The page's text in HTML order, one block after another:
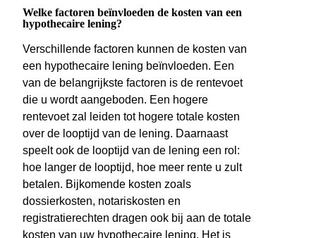
Welke factoren beïnvloeden de kosten van een
hypothecaire lening?
Verschillende factoren kunnen de kosten van
een hypothecaire lening beïnvloeden. Een
van de belangrijkste factoren is de rentevoet
die u wordt aangeboden. Een hogere
rentevoet zal leiden tot hogere totale kosten
over de looptijd van de lening. Daarnaast
speelt ook de looptijd van de lening een rol:
hoe langer de looptijd, hoe meer rente u zult
betalen. Bijkomende kosten zoals
dossierkosten, notariskosten en
registratierechten dragen ook bij aan de totale
kosten van uw hypothecaire lening. Het is